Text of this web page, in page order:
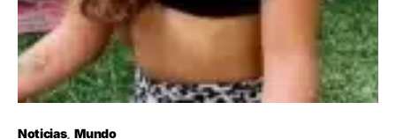
Noticias Mundo